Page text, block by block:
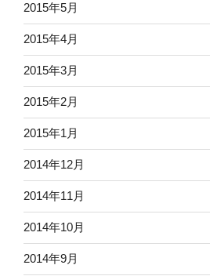
2015年5月
2015年4月
2015年3月
2015年2月
2015年1月
2014年12月
2014年11月
2014年10月
2014年9月